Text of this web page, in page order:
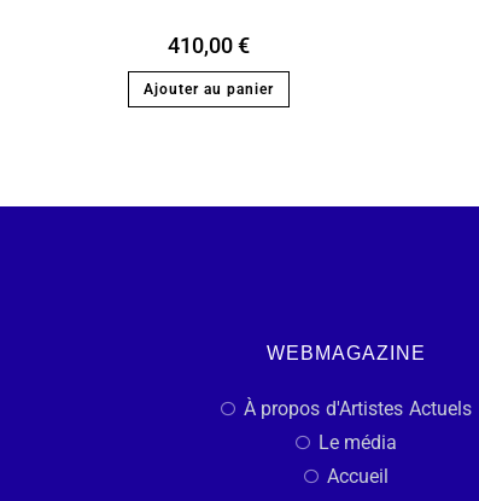
410,00€
Ajouter au panier
WEBMAGAZINE
À propos d'Artistes Actuels
Le média
Accueil